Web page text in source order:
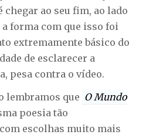
chegar ao seu fim, ao lado
a forma com que isso foi
extremamente básico do
de esclarecer a
pesa contra o vídeo.
lembramos que O Mundo
poesia tão
escolhas muito mais